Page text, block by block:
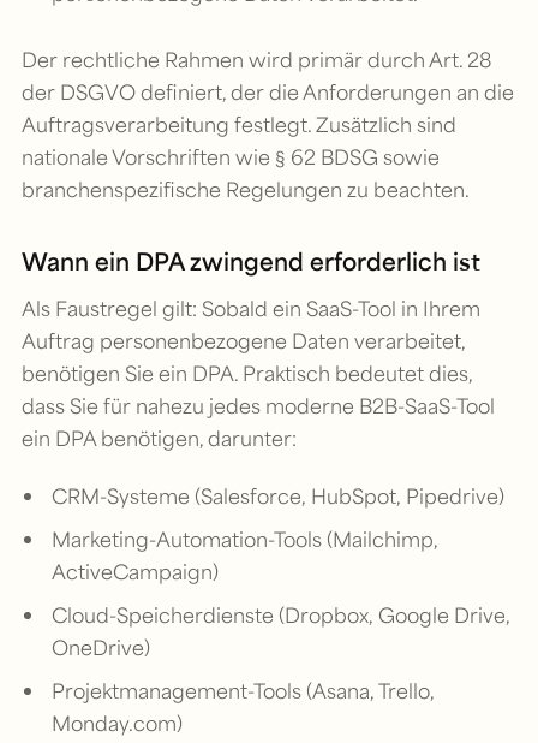
Der rechtliche Rahmen wird primär durch Art. 28
der DSGVO definiert, der die Anforderungen an die
Auftragsverarbeitung festlegt. Zusätzlich sind
nationale Vorschriften wie § 62 BDSG sowie
branchenspezifische Regelungen zu beachten.
Wann ein DPA zwingend erforderlich ist
Als Faustregel gilt: Sobald ein SaaS-Tool in Ihrem
Auftrag personenbezogene Daten verarbeitet,
benötigen Sie ein DPA. Praktisch bedeutet dies,
dass Sie für nahezu jedes moderne B2B-SaaS-Tool
ein DPA benötigen, darunter:
CRM-Systeme (Salesforce, HubSpot, Pipedrive)
Marketing-Automation-Tools (Mailchimp,
ActiveCampaign)
Cloud-Speicherdienste (Dropbox, Google Drive,
OneDrive)
Projektmanagement-Tools (Asana, Trello,
Monday.com)